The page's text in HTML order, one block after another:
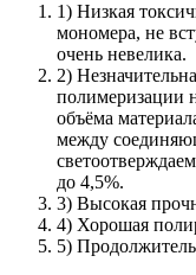
1) Низкая
мономера, не
очень невелика.
2)
полимеризации
объёма
между
до 4,5%.
3) Высокая
4) Хорошая
5)